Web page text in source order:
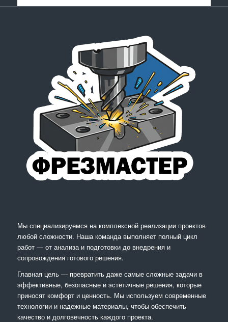
Мы специализируемся на комплексной реализации проектов
любой сложности. Наша команда выполняет полный цикл
работ — от анализа и подготовки до внедрения и
сопровождения готового решения.
Главная цель — превратить даже самые сложные задачи в
эффективные, безопасные и эстетичные решения, которые
приносят комфорт и ценность. Мы используем современные
технологии и надежные материалы, чтобы обеспечить
качество и долговечность каждого проекта.